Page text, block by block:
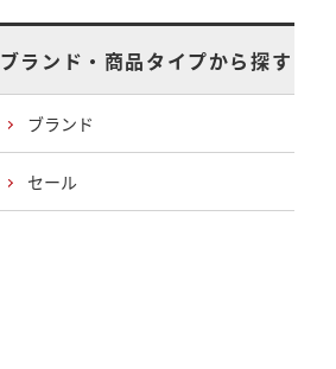
ブランド・商品タイプから探す
ブランド
セール